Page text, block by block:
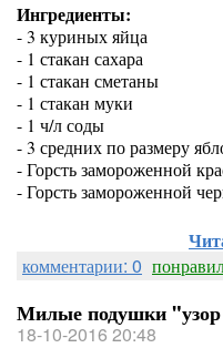
Ингредиенты:
- 3 куриных яйца
- 1 стакан сахара
- 1 стакан сметаны
- 1 стакан муки
- 1 ч/л соды
- 3 средних по размеру
- Горсть замороженной
- Горсть замороженной
комментарии: 0
Милые подушки
18-10-2016 20:48